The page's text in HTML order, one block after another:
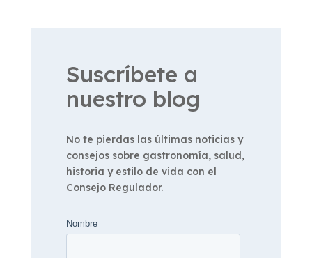
Suscríbete a
nuestro blog
No te pierdas las últimas noticias y
consejos sobre gastronomía, salud,
historia y estilo de vida con el
Consejo Regulador.